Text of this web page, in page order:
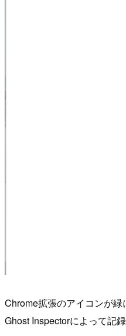
Chrome拡張のアイコンが緑
Ghost Inspectorによって記録